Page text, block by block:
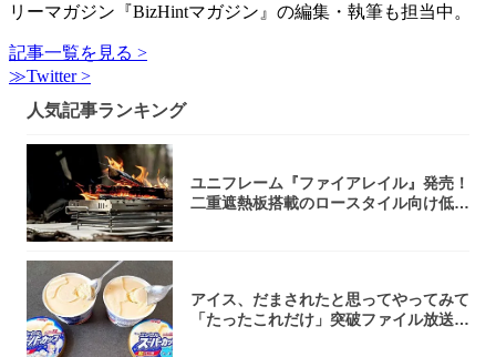
リーマガジン『BizHintマガジン』の編集・執筆も担当中。
記事一覧を見る >
≫Twitter >
人気記事ランキング
ユニフレーム『ファイアレイル』発売！
二重遮熱板搭載のロースタイル向け低型
アイス、だまされたと思ってやってみて
「たったこれだけ」突破ファイル放送で